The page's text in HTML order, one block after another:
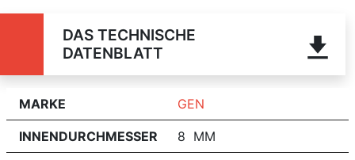
DAS TECHNISCHE
DATENBLATT
MARKE GEN
INNENDURCHMESSER 8 MM